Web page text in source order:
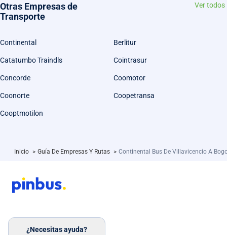
Otras Empresas de
Transporte
Ver todos
Continental Berlitur
Catatumbo Traindls Cointrasur
Concorde Coomotor
Coonorte Coopetransa
Cooptmotilon
Inicio > Guía De Empresas Y Rutas > Continental Bus De Villavicencio A
¿Necesitas ayuda?